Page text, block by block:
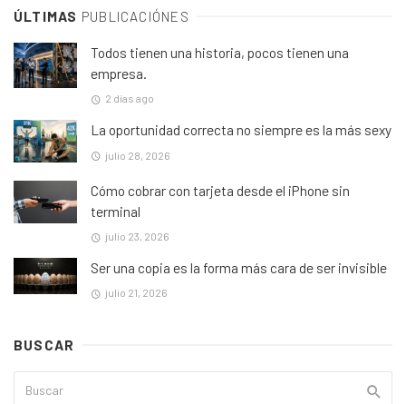
ÚLTIMAS PUBLICACIÓNES
Todos tienen una historia, pocos tienen una
empresa.
2 días ago
La oportunidad correcta no siempre es la más sexy
julio 28, 2026
Cómo cobrar con tarjeta desde el iPhone sin
terminal
julio 23, 2026
Ser una copia es la forma más cara de ser invisible
julio 21, 2026
BUSCAR